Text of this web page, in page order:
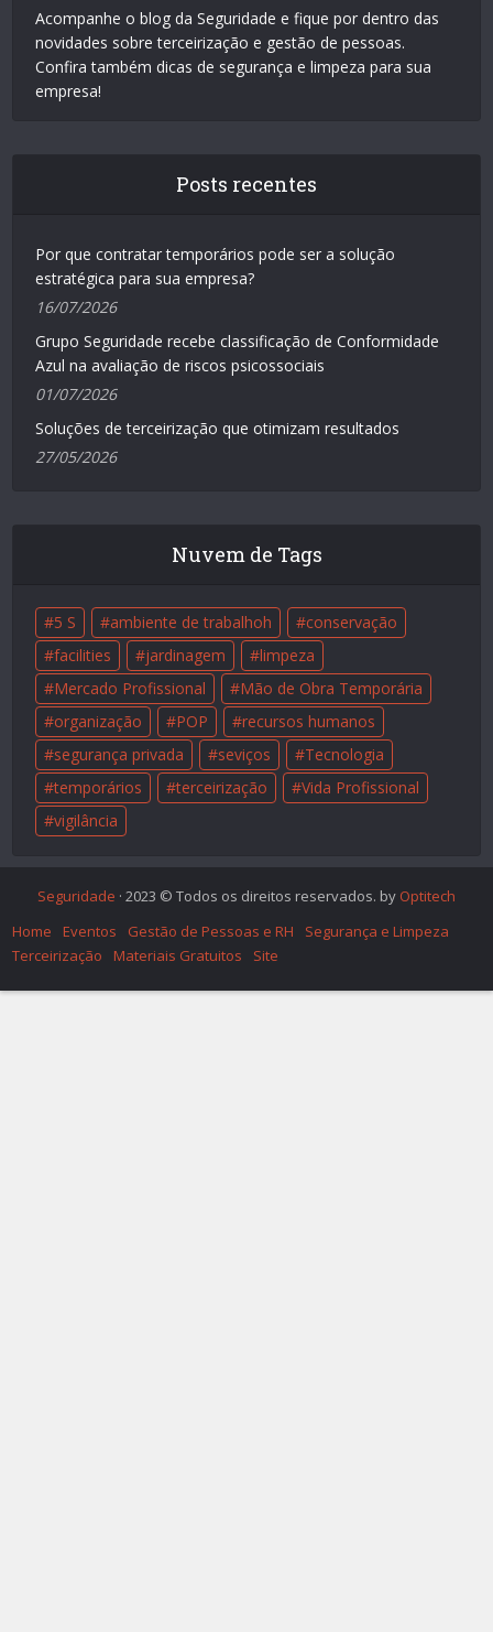
Acompanhe o blog da Seguridade e fique por dentro das
novidades sobre terceirização e gestão de pessoas.
Confira também dicas de segurança e limpeza para sua
empresa!
Posts recentes
Por que contratar temporários pode ser a solução
estratégica para sua empresa?
16/07/2026
Grupo Seguridade recebe classificação de Conformidade
Azul na avaliação de riscos psicossociais
01/07/2026
Soluções de terceirização que otimizam resultados
27/05/2026
Nuvem de Tags
5 S ambiente de trabalhoh
conservação
facilities
jardinagem
limpeza
Mercado Profissional
Mão de Obra Temporária
organização
POP
recursos humanos
segurança privada
seviços
Tecnologia
temporários
terceirização
Vida Profissional
vigilância
Seguridade · 2023 © Todos os direitos reservados. by Optitech
Home
Eventos Gestão de Pessoas e RH
Segurança e Limpeza
Terceirização
Materiais Gratuitos Site